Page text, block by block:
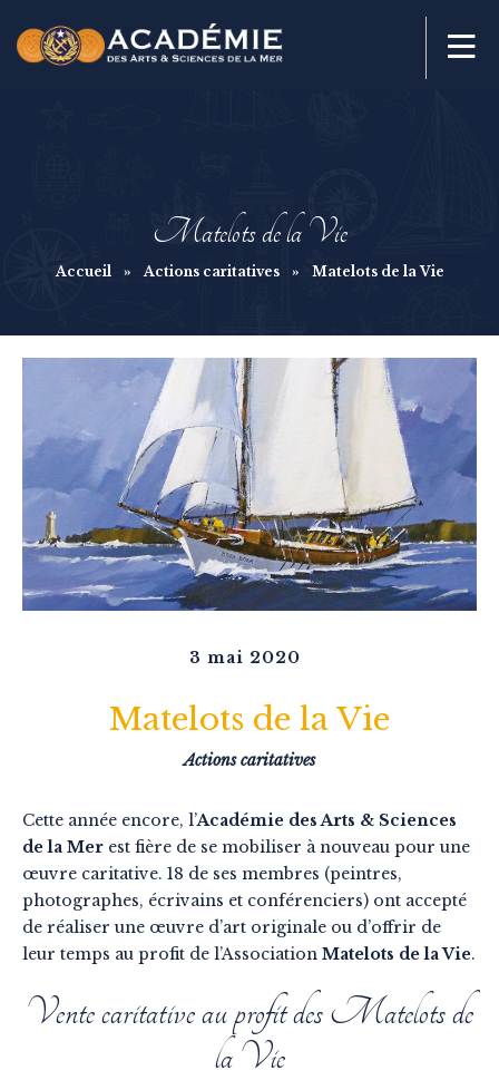
Matelots de la Vie
Accueil » Actions caritatives » Matelots de la Vie
3 mai 2020
Matelots de la Vie
Actions caritatives
Cette année encore, l’Académie des Arts & Sciences
de la Mer est fière de se mobiliser à nouveau pour une
œuvre caritative. 18 de ses membres (peintres,
photographes, écrivains et conférenciers) ont accepté
de réaliser une œuvre d’art originale ou d’offrir de
leur temps au profit de l’Association Matelots de la Vie.
Vente caritative au profit des Matelots de
la Vie